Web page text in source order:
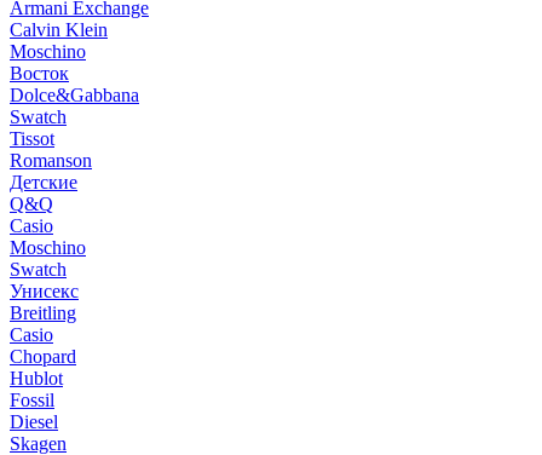
Armani Exchange
Calvin Klein
Moschino
Восток
Dolce&Gabbana
Swatch
Tissot
Romanson
Детские
Q&Q
Casio
Moschino
Swatch
Унисекс
Breitling
Casio
Chopard
Hublot
Fossil
Diesel
Skagen